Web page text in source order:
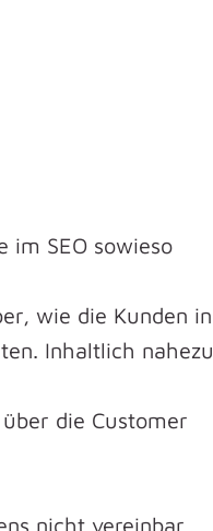
im SEO sowieso
wie die Kunden in
Inhaltlich nahezu
die Customer
nicht vereinbar